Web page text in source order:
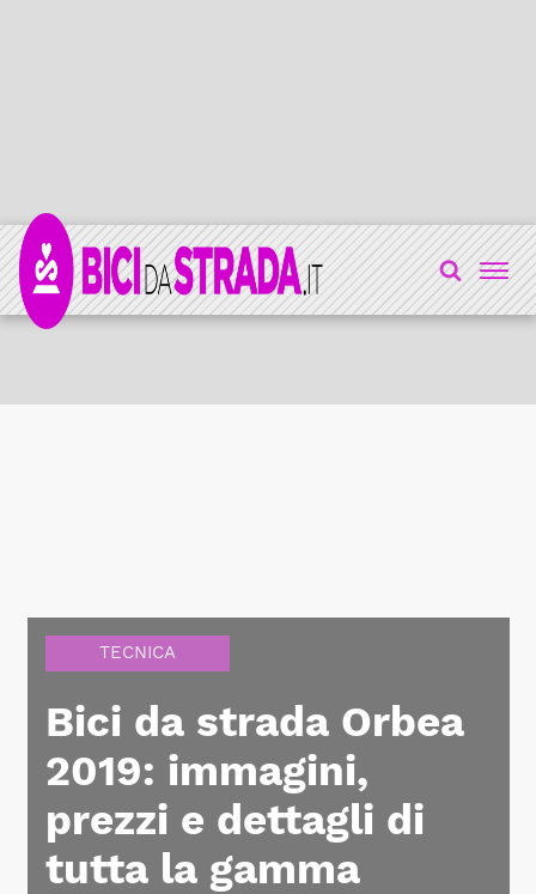
TECNICA
Bici da strada Orbea
2019: immagini,
prezzi e dettagli di
tutta la gamma